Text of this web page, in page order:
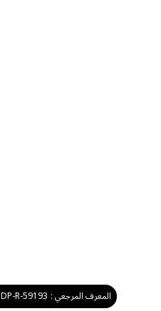
المعرف المرجعي : DP-R-59193